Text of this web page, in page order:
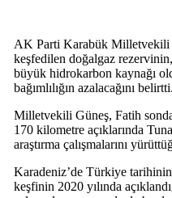
AK Parti Karabük Milletvekili
keşfedilen doğalgaz
büyük hidrokarbon kaynağı
bağımlılığın azalacağını belirtti.
Milletvekili Güneş, Fatih
170 kilometre açıklarında
araştırma çalışmalarını
Karadeniz’de Türkiye
keşfinin 2020 yılında